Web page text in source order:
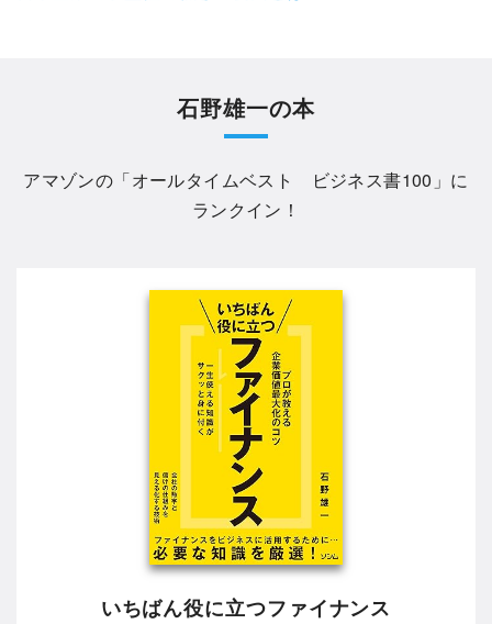
石野雄一の本
アマゾンの「オールタイムベスト ビジネス書100 」に
ランクイン！
いちばん役に立つファイナンス